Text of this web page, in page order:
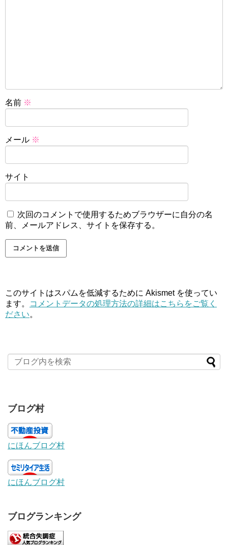
名前 ※
メール ※
サイト
次回のコメントで使用するためブラウザーに自分の名
前、メールアドレス、サイトを保存する。
このサイトはスパムを低減するために Akismet を使ってい
ます。
コメントデータの処理方法の詳細はこちらをご覧く
ださい。
ブログ村
にほんブログ村
にほんブログ村
ブログランキング